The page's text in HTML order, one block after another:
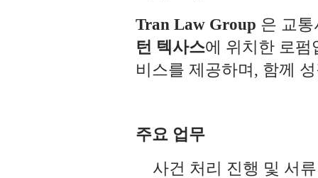
Tran Law Group 은 교
턴 텍사스에 위치한 로펌
비스를 제공하며, 함께
주요 업무
사건 처리 진행 및 서류